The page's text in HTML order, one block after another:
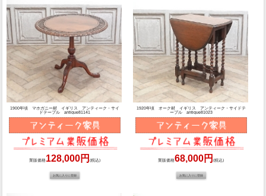
1900年頃 マホガニー材 イギリス アンティーク・サイ
ドテーブル antique81141
業販価格128,000円(税込)
1920年頃 オーク材 イギリス アンティーク・サイドテ
ーブル antique81023
業販価格68,000円(税込)